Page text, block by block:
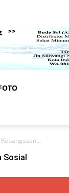
Sosial